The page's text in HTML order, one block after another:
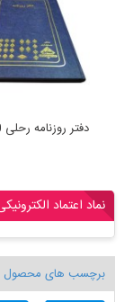
دفتر روزنامه رحلی 100 برگ
نماد اعتماد
برچسب های محصول